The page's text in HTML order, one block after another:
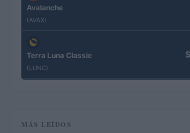
Avalanche
(AVAX)
Terra Luna Classic
(LUNC)
MÁS LEÍDOS